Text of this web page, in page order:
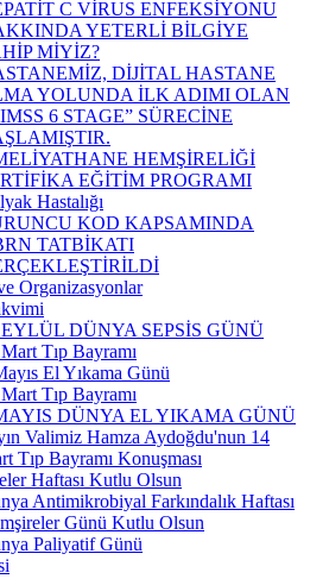
C VİRUS ENFEKSİYONU
YETERLİ BİLGİYE
MİYİZ?
DİJİTAL HASTANE
YOLUNDA İLK ADIMI OLAN
6 STAGE” SÜRECİNE
HEMŞİRELİĞİ
EĞİTİM PROGRAMI
Hastalığı
KOD KAPSAMINDA
TATBİKATI
Organizasyonlar
EYLÜL DÜNYA SEPSİS GÜNÜ
Tıp Bayramı
El Yıkama Günü
Tıp Bayramı
DÜNYA EL YIKAMA GÜNÜ
Valimiz Hamza Aydoğdu'nun 14
Tıp Bayramı Konuşması
Haftası Kutlu Olsun
Antimikrobiyal Farkındalık Haftası
Günü Kutlu Olsun
Paliyatif Günü